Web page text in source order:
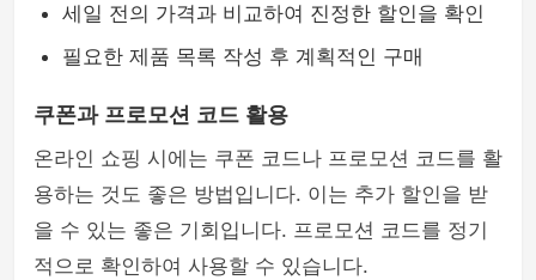
세일 전의 가격과 비교하여 진정한 할인을 확인
필요한 제품 목록 작성 후 계획적인 구매
쿠폰과 프로모션 코드 활용
온라인 쇼핑 시에는 쿠폰 코드나 프로모션 코드를 활
용하는 것도 좋은 방법입니다. 이는 추가 할인을 받
을 수 있는 좋은 기회입니다. 프로모션 코드를 정기
적으로 확인하여 사용할 수 있습니다.